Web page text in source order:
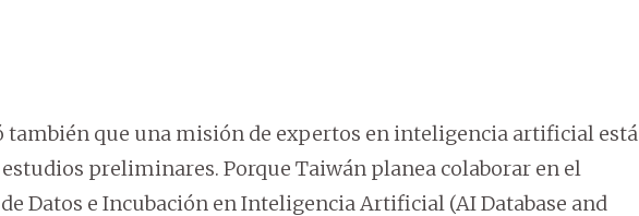
que una misión de expertos en inteligencia artificial está
preliminares. Porque Taiwán planea colaborar en el
Datos e Incubación en Inteligencia Artificial (AI Database and